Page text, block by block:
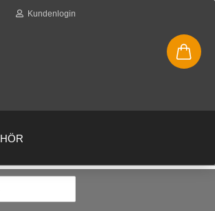
Kundenlogin